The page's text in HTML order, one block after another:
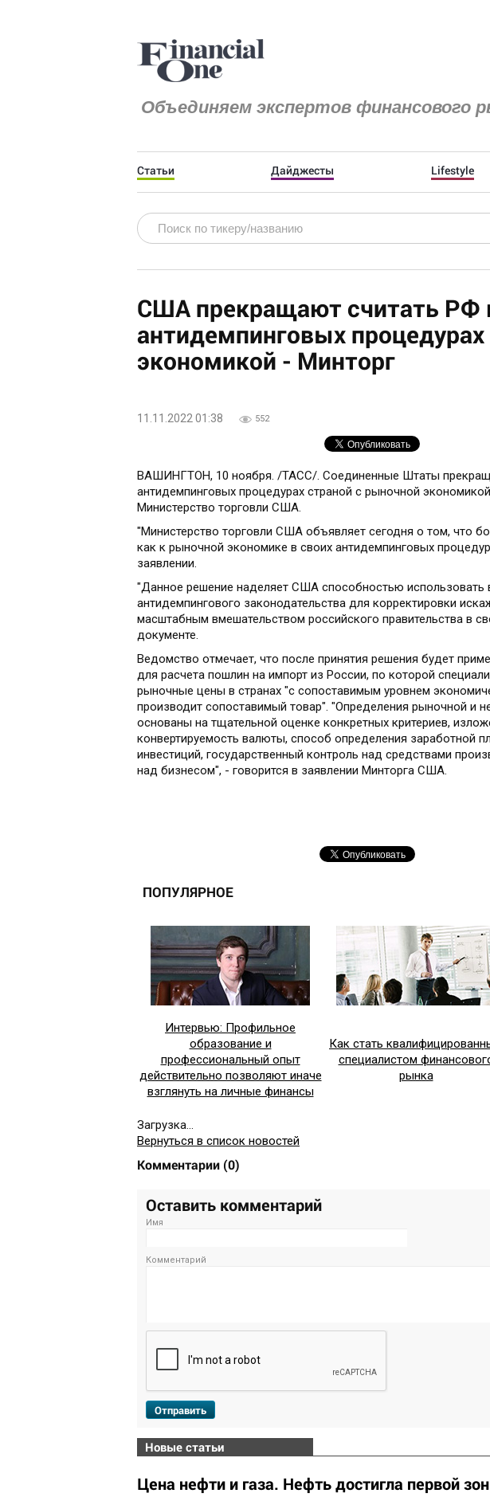
Объединяем экспертов финансового
Статьи Дайджесты Lifestyle
США прекращают считать РФ
антидемпинговых
экономикой - Минторг
11.11.2022 01:38 552
ВАШИНГТОН, 10 ноября. /ТАСС/. Соединенные Штаты
антидемпинговых процедурах страной с рыночной
Министерство торговли США.
"Министерство торговли США объявляет сегодня о том, что
как к рыночной экономике в своих антидемпинговых
заявлении.
"Данное решение наделяет США способностью использовать
антидемпингового законодательства для корректировки
масштабным вмешательством российского правительства в
документе.
Ведомство отмечает, что после принятия решения будет
для расчета пошлин на импорт из России, по которой
рыночные цены в странах "с сопоставимым уровнем
производит сопоставимый товар". "Определения рыночной и
основаны на тщательной оценке конкретных критериев,
конвертируемость валюты, способ определения заработной
инвестиций, государственный контроль над средствами
над бизнесом", - говорится в заявлении Минторга США.
ПОПУЛЯРНОЕ
Интервью: Профильное
образование и
профессиональный опыт
действительно позволяют иначе
взглянуть на личные финансы
Как стать
специалистом
рынка
Загрузка...
Вернуться в список новостей
Комментарии (0)
Оставить комментарий
Имя
Комментарий
Отправить
Новые статьи
Цена нефти и газа. Нефть достигла первой